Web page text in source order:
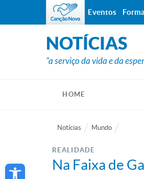
Open toolbar
NOTÍCIAS
"a serviço da vida e da
HOME
Notícias Mundo
REALIDADE
Na Faixa de
Eventos